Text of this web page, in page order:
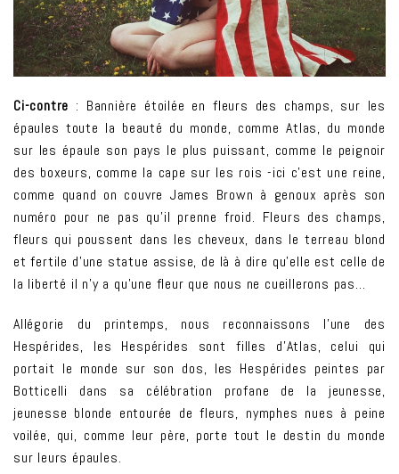
Ci-contre : Bannière étoilée en fleurs des champs, sur les
épaules toute la beauté du monde, comme Atlas, du monde
sur les épaule son pays le plus puissant, comme le peignoir
des boxeurs, comme la cape sur les rois -ici c’est une reine,
comme quand on couvre James Brown à genoux après son
numéro pour ne pas qu’il prenne froid. Fleurs des champs,
fleurs qui poussent dans les cheveux, dans le terreau blond
et fertile d’une statue assise, de là à dire qu’elle est celle de
la liberté il n’y a qu’une fleur que nous ne cueillerons pas…
Allégorie du printemps, nous reconnaissons l’une des
Hespérides, les Hespérides sont filles d’Atlas, celui qui
portait le monde sur son dos, les Hespérides peintes par
Botticelli dans sa célébration profane de la jeunesse,
jeunesse blonde entourée de fleurs, nymphes nues à peine
voilée, qui, comme leur père, porte tout le destin du monde
sur leurs épaules.